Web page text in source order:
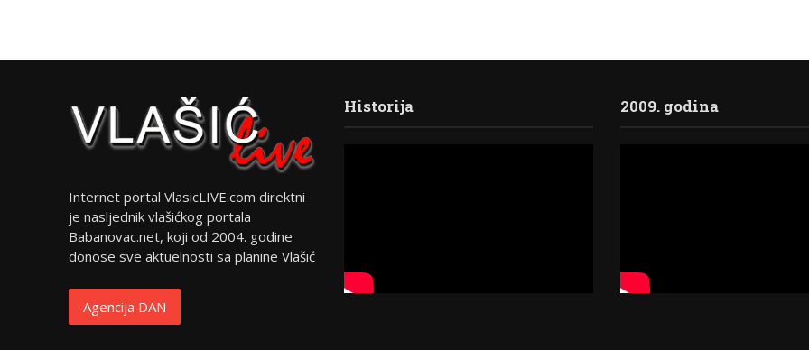
Internet portal VlasicLIVE.com direktni
je nasljednik vlašićkog portala
Babanovac.net, koji od 2004. godine
donose sve aktuelnosti sa planine Vlašić
Agencija DAN
Historija 2009. godina